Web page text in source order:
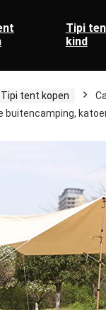
Tipi
kind
Tipi tent kopen